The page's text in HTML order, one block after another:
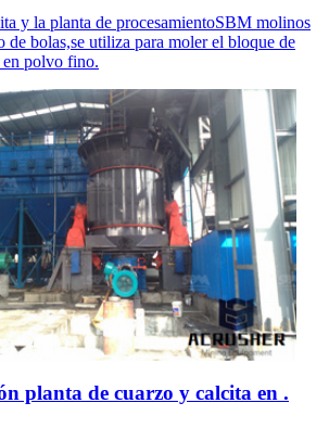
y la planta de procesamientoSBM molinos
de bolas,se utiliza para moler el bloque de
polvo fino.
planta de cuarzo y calcita en .